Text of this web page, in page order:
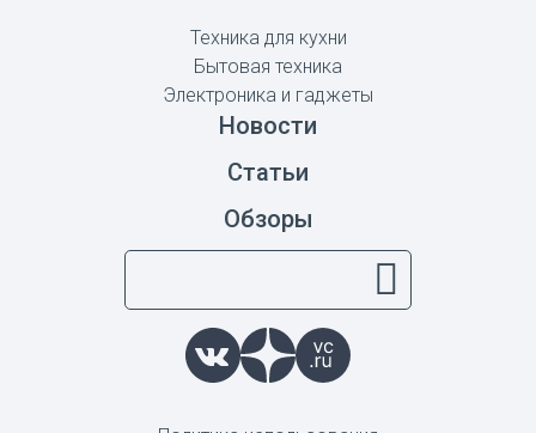
Техника для кухни
Бытовая техника
Электроника и гаджеты
Новости
Статьи
Обзоры